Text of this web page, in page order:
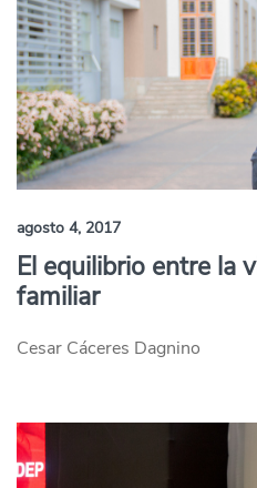
agosto 4, 2017
El equilibrio entre la
familiar
Cesar Cáceres Dagnino